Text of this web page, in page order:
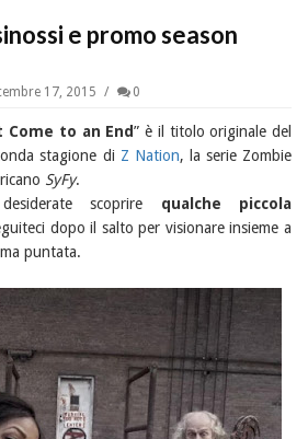
e promo season
17, 2015 0
Come to an End” è il titolo originale del
stagione di Z Nation, la serie Zombie
SyFy.
scoprire qualche piccola
dopo il salto per visionare insieme a
puntata.